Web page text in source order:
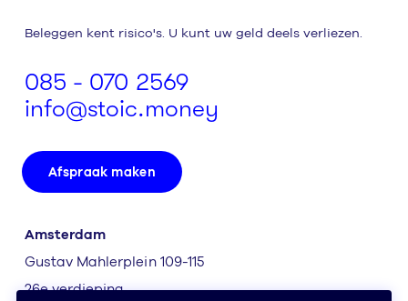
Beleggen kent risico's. U kunt uw geld deels verliezen.
085 - 070 2569
info@stoic.money
Afspraak maken
Amsterdam
Gustav Mahlerplein 109-115
26e verdieping